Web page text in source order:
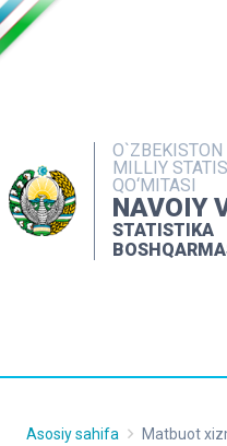
MILLIY
QO‘MITASI
NAVOIY
STATISTIKA
OCHIQ
Asosiy sahifa Matbuot